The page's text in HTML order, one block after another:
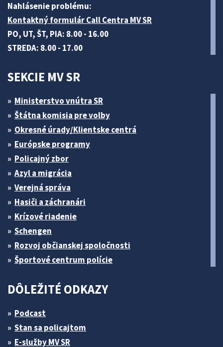
Nahlásenie problému:
Kontaktný formulár Call Centra MV SR
PO, UT, ŠT, PIA: 8.00 - 16.00
STREDA: 8.00 - 17.00
SEKCIE MV SR
Ministerstvo vnútra SR
Štátna komisia pre volby
Okresné úrady/Klientske centrá
Európske programy
Policajný zbor
Azyl a migrácia
Verejná správa
Hasiči a záchranári
Krízové riadenie
Schengen
Rozvoj občianskej spoločnosti
Športové centrum polície
DÔLEŽITÉ ODKAZY
Podcast
Stan sa policajtom
E-služby MV SR